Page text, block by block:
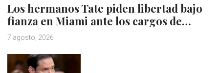
Los hermanos Tate piden libertad bajo
fianza en Miami ante los cargos de…
7 agosto, 2026